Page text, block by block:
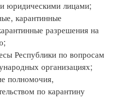
юридическими лицами;
карантинные
разрешения на
Республики по вопросам
организациях;
полномочия,
по карантину